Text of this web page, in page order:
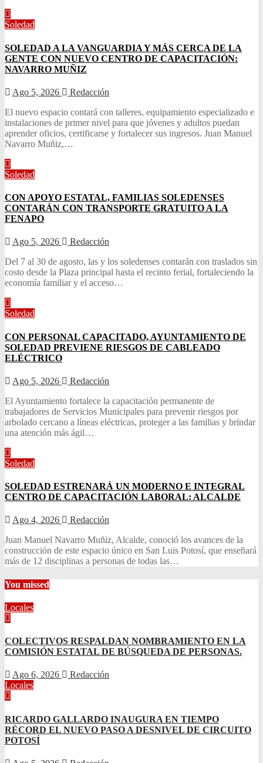
Soledad
SOLEDAD A LA VANGUARDIA Y MÁS CERCA DE LA
GENTE CON NUEVO CENTRO DE CAPACITACIÓN:
NAVARRO MUÑIZ
Ago 5, 2026
Redacción
El nuevo espacio contará con talleres, equipamiento especializado e
instalaciones de primer nivel para que jóvenes y adultos puedan
aprender oficios, certificarse y fortalecer sus ingresos. Juan Manuel
Navarro Muñiz,…
Soledad
CON APOYO ESTATAL, FAMILIAS SOLEDENSES
CONTARÁN CON TRANSPORTE GRATUITO A LA
FENAPO
Ago 5, 2026
Redacción
Del 7 al 30 de agosto, las y los soledenses contarán con traslados sin
costo desde la Plaza principal hasta el recinto ferial, fortaleciendo la
economía familiar y el acceso…
Soledad
CON PERSONAL CAPACITADO, AYUNTAMIENTO DE
SOLEDAD PREVIENE RIESGOS DE CABLEADO
ELÉCTRICO
Ago 5, 2026
Redacción
El Ayuntamiento fortalece la capacitación permanente de
trabajadores de Servicios Municipales para prevenir riesgos por
arbolado cercano a líneas eléctricas, proteger a las familias y brindar
una atención más ágil…
Soledad
SOLEDAD ESTRENARÁ UN MODERNO E INTEGRAL
CENTRO DE CAPACITACIÓN LABORAL: ALCALDE
Ago 4, 2026
Redacción
Juan Manuel Navarro Muñiz, Alcalde, conoció los avances de la
construcción de este espacio único en San Luis Potosí, que enseñará
más de 12 disciplinas a personas de todas las…
You missed
Locales
COLECTIVOS RESPALDAN NOMBRAMIENTO EN LA
COMISIÓN ESTATAL DE BÚSQUEDA DE PERSONAS.
Ago 6, 2026
Redacción
Locales
RICARDO GALLARDO INAUGURA EN TIEMPO
RÉCORD EL NUEVO PASO A DESNIVEL DE CIRCUITO
POTOSÍ